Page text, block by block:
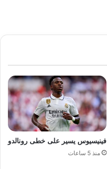
فينيسيوس يسير على خطى رونالدو
منذ 5 ساعات